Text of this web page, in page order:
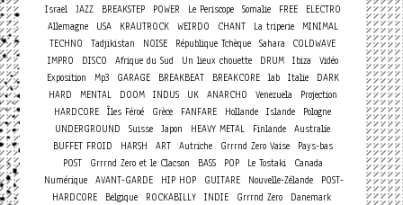
Israel
JAZZ BREAKSTEP POWER Le Periscope Somalie FREE
ELECTRO
Allemagne
USA KRAUTROCK WEIRDO CHANT La triperie
MINIMAL
TECHNO
Tadjikistan NOISE République Tchèque Sahara
COLDWAVE
IMPRO
DISCO Afrique du Sud Un lieux chouette DRUM Ibiza
Vidéo
Exposition
Mp3 GARAGE BREAKBEAT BREAKCORE lab Italie
DARK
HARD
MENTAL DOOM INDUS UK ANARCHO Venezuela
Projection
HARDCORE Îles Féroé Grèce FANFARE Hollande Islande
Pologne
UNDERGROUND
Suisse Japon HEAVY METAL Finlande Australie
BUFFET FROID
HARSH ART Autriche Grrrnd Zero Vaise
Pays-bas
POST
Grrrnd Zero et le Clacson BASS POP Le Tostaki
Canada
Numérique
AVANT-GARDE HIP HOP GUITARE Nouvelle-Zélande
POST-
HARDCORE
Belgique ROCKABILLY INDIE Grrrnd Zero
Danemark